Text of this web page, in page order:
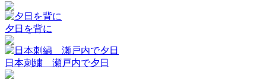
夕日を背に
日本刺繍 瀬戸内で夕日